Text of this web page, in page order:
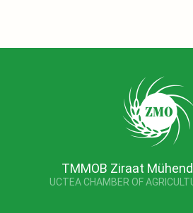
TMMOB Ziraat
UCTEA CHAMBER OF